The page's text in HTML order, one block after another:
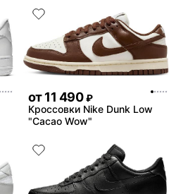
от11 490 ₽
Кроссовки Nike Dunk Low
"Cacao Wow"